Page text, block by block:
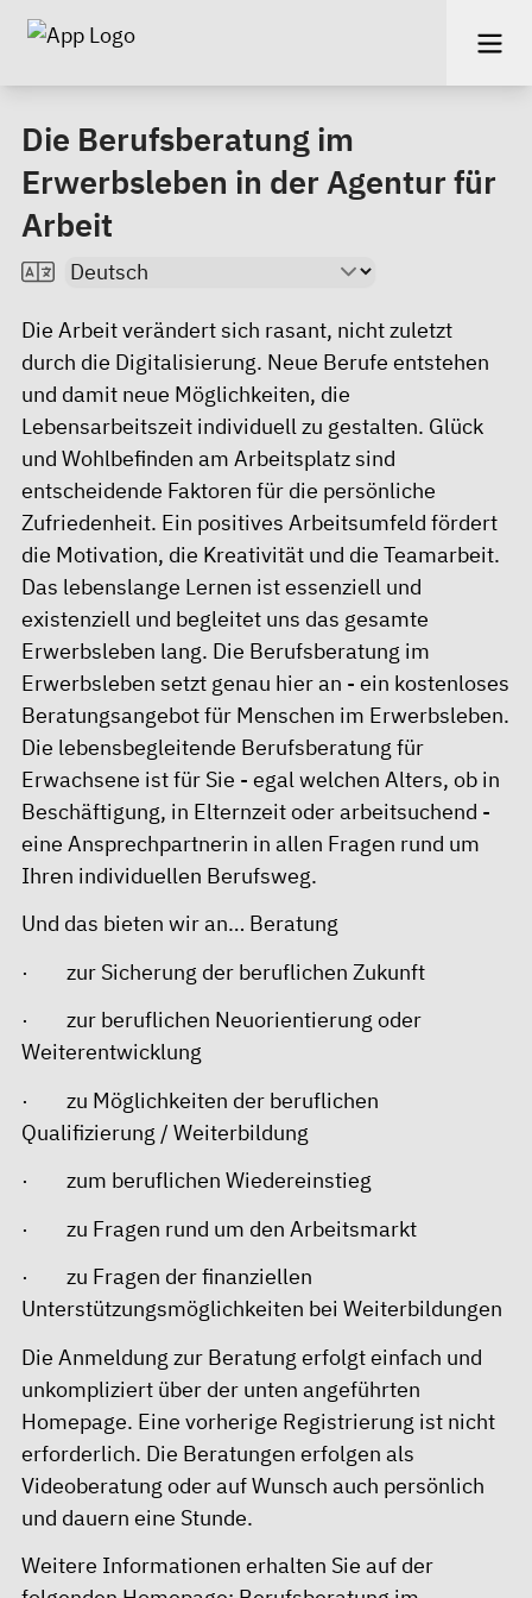
Die Berufsberatung im
Erwerbsleben in der Agentur für
Arbeit
Die Arbeit verändert sich rasant, nicht zuletzt
durch die Digitalisierung. Neue Berufe entstehen
und damit neue Möglichkeiten, die
Lebensarbeitszeit individuell zu gestalten. Glück
und Wohlbefinden am Arbeitsplatz sind
entscheidende Faktoren für die persönliche
Zufriedenheit. Ein positives Arbeitsumfeld fördert
die Motivation, die Kreativität und die Teamarbeit.
Das lebenslange Lernen ist essenziell und
existenziell und begleitet uns das gesamte
Erwerbsleben lang. Die Berufsberatung im
Erwerbsleben setzt genau hier an - ein kostenloses
Beratungsangebot für Menschen im Erwerbsleben.
Die lebensbegleitende Berufsberatung für
Erwachsene ist für Sie - egal welchen Alters, ob in
Beschäftigung, in Elternzeit oder arbeitsuchend -
eine Ansprechpartnerin in allen Fragen rund um
Ihren individuellen Berufsweg.
Und das bieten wir an… Beratung
· zur Sicherung der beruflichen Zukunft
· zur beruflichen Neuorientierung oder
Weiterentwicklung
· zu Möglichkeiten der beruflichen
Qualifizierung / Weiterbildung
· zum beruflichen Wiedereinstieg
· zu Fragen rund um den Arbeitsmarkt
· zu Fragen der finanziellen
Unterstützungsmöglichkeiten bei Weiterbildungen
Die Anmeldung zur Beratung erfolgt einfach und
unkompliziert über der unten angeführten
Homepage. Eine vorherige Registrierung ist nicht
erforderlich. Die Beratungen erfolgen als
Videoberatung oder auf Wunsch auch persönlich
und dauern eine Stunde.
Weitere Informationen erhalten Sie auf der